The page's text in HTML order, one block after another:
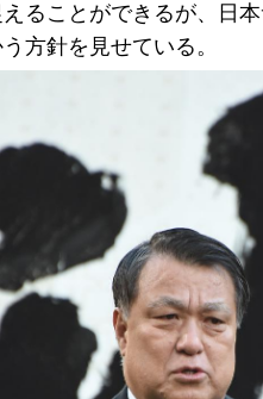
ることができるが、日
方針を見せている。